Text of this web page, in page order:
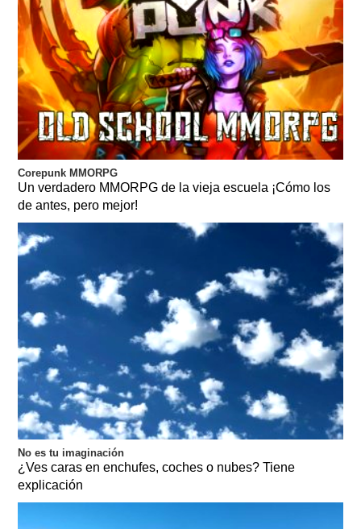
Corepunk MMORPG
Un verdadero MMORPG de la vieja escuela ¡Cómo los
de antes, pero mejor!
No es tu imaginación
¿Ves caras en enchufes, coches o nubes? Tiene
explicación